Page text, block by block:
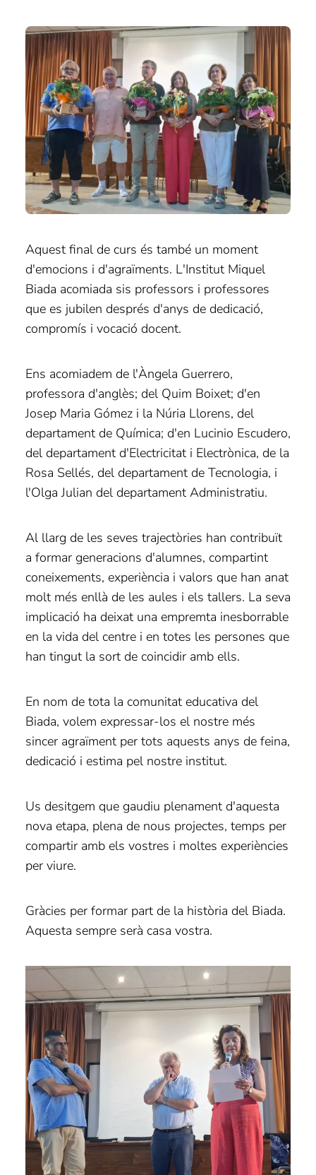
Aquest final de curs és també un moment
d'emocions i d'agraïments. L'Institut Miquel
Biada acomiada sis professors i professores
que es jubilen després d'anys de dedicació,
compromís i vocació docent.
Ens acomiadem de l'Àngela Guerrero,
professora d'anglès; del Quim Boixet; d'en
Josep Maria Gómez i la Núria Llorens, del
departament de Química; d'en Lucinio Escudero,
del departament d'Electricitat i Electrònica, de la
Rosa Sellés, del departament de Tecnologia, i
l'Olga Julian del departament Administratiu.
Al llarg de les seves trajectòries han contribuït
a formar generacions d'alumnes, compartint
coneixements, experiència i valors que han anat
molt més enllà de les aules i els tallers. La seva
implicació ha deixat una empremta inesborrable
en la vida del centre i en totes les persones que
han tingut la sort de coincidir amb ells.
En nom de tota la comunitat educativa del
Biada, volem expressar-los el nostre més
sincer agraïment per tots aquests anys de feina,
dedicació i estima pel nostre institut.
Us desitgem que gaudiu plenament d'aquesta
nova etapa, plena de nous projectes, temps per
compartir amb els vostres i moltes experiències
per viure.
Gràcies per formar part de la història del Biada.
Aquesta sempre serà casa vostra.